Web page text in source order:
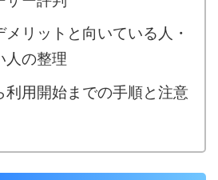
メリットと向いている人・
人の整理
利用開始までの手順と注意